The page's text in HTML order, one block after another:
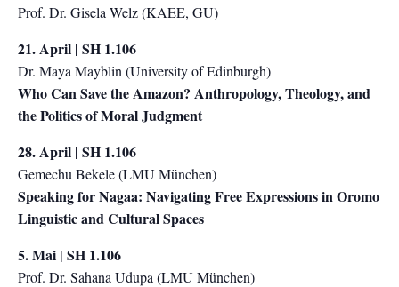
Prof. Dr. Gisela Welz (KAEE, GU)
21. April | SH 1.106
Dr. Maya Mayblin (University of Edinburgh)
Who Can Save the Amazon? Anthropology, Theology, and
the Politics of Moral Judgment
28. April | SH 1.106
Gemechu Bekele (LMU München)
Speaking for Nagaa: Navigating Free Expressions in Oromo
Linguistic and Cultural Spaces
5. Mai | SH 1.106
Prof. Dr. Sahana Udupa (LMU München)